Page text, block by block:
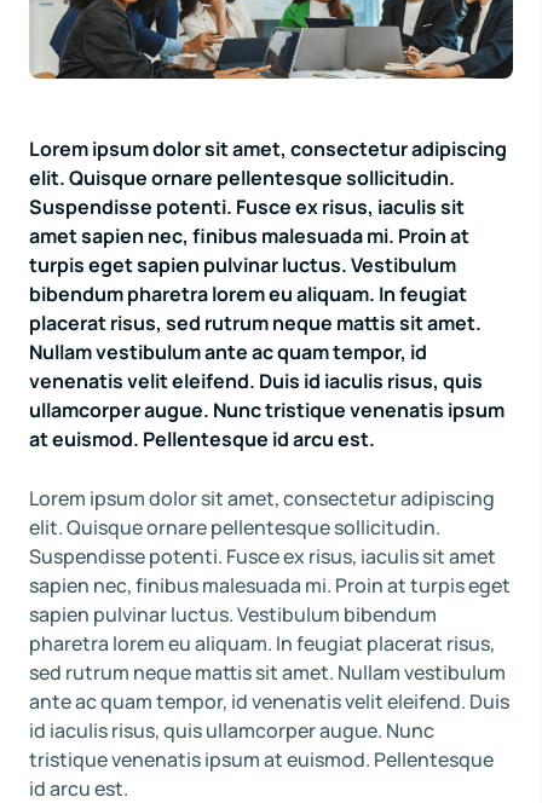
Lorem ipsum dolor sit amet, consectetur adipiscing
elit. Quisque ornare pellentesque sollicitudin.
Suspendisse potenti. Fusce ex risus, iaculis sit
amet sapien nec, finibus malesuada mi. Proin at
turpis eget sapien pulvinar luctus. Vestibulum
bibendum pharetra lorem eu aliquam. In feugiat
placerat risus, sed rutrum neque mattis sit amet.
Nullam vestibulum ante ac quam tempor, id
venenatis velit eleifend. Duis id iaculis risus, quis
ullamcorper augue. Nunc tristique venenatis ipsum
at euismod. Pellentesque id arcu est.
Lorem ipsum dolor sit amet, consectetur adipiscing
elit. Quisque ornare pellentesque sollicitudin.
Suspendisse potenti. Fusce ex risus, iaculis sit amet
sapien nec, finibus malesuada mi. Proin at turpis eget
sapien pulvinar luctus. Vestibulum bibendum
pharetra lorem eu aliquam. In feugiat placerat risus,
sed rutrum neque mattis sit amet. Nullam vestibulum
ante ac quam tempor, id venenatis velit eleifend. Duis
id iaculis risus, quis ullamcorper augue. Nunc
tristique venenatis ipsum at euismod. Pellentesque
id arcu est.